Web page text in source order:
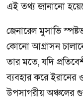
এই তথ্য জানানো
জেনারেল মুসাভি
কোনো আগ্রাসন
তার মতে, যদি
ব্যবহার করে
উপসাগরীয় অঞ্চলের